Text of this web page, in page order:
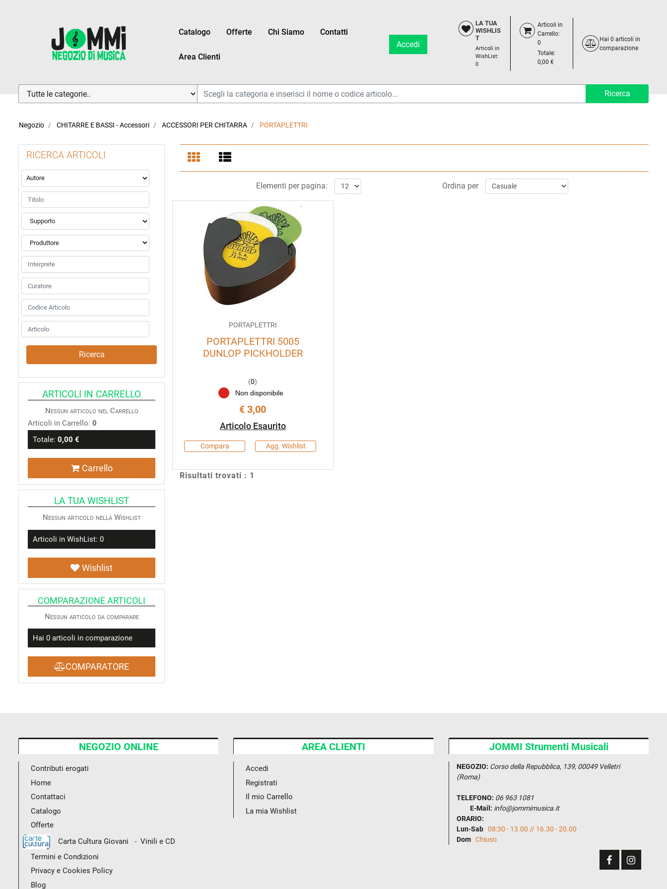
Catalogo Offerte Chi Siamo Contatti
Area Clienti
Accedi
LA TUA
WISHLIS
T
Articoli in
WishList:
0
Articoli in
Carrello:
0
Totale:
0,00 €
Hai 0 articoli in
comparazione
La modifica di un filtro aggiorna automaticamente gli altri filtri disponibili.
Negozio CHITARRE E BASSI - Accessori ACCESSORI PER CHITARRA PORTAPLETTRI
RICERCA ARTICOLI
La modifica di un filtro aggiorna automaticamente gli altri filtri disponibili.
ARTICOLI IN CARRELLO
Nessun articolo nel Carrello
Articoli in Carrello: 0
Totale: 0,00 €
Carrello
LA TUA WISHLIST
Nessun articolo nella Wishlist
Articoli in WishList: 0
Wishlist
COMPARAZIONE ARTICOLI
Nessun articolo da comparare
Hai 0 articoli in comparazione
COMPARATORE
Ordina per
Elementi per pagina:
PORTAPLETTRI
PORTAPLETTRI 5005
DUNLOP PICKHOLDER
(0)
Non disponibile
€ 3,00
Articolo Esaurito
Compara Agg. Wishlist
Risultati trovati : 1
NEGOZIO ONLINE
Contributi erogati
Home
Contattaci
Catalogo
Offerte
Carta Cultura Giovani
- Vinili e CD
Termini e Condizioni
Privacy e Cookies Policy
Blog
AREA CLIENTI
Accedi
Registrati
Il mio Carrello
La mia Wishlist
JOMMI Strumenti Musicali
NEGOZIO: Corso della Repubblica, 139, 00049 Velletri
(Roma)
TELEFONO: 06 963 1081
E-Mail: info@jommimusica.it
ORARIO:
Lun-Sab 08:30 - 13.00 // 16.30 - 20.00
DomChiuso